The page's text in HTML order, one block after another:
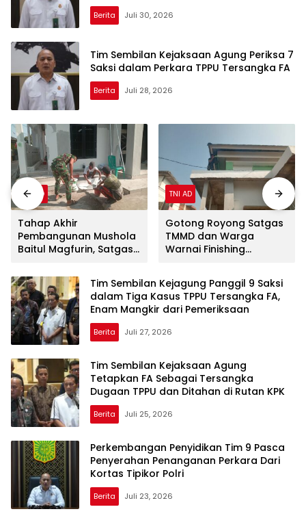
Berita Juli 30, 2026
Tim Sembilan Kejaksaan Agung Periksa 7
Saksi dalam Perkara TPPU Tersangka FA
Berita Juli 28, 2026
TNI AD
Tahap Akhir
Pembangunan Mushola
Baitul Magfurin, Satgas
Pengecatan dan
Finishing
TNI AD
Gotong Royong Satgas
TMMD dan Warga
Warnai Finishing
Tim Sembilan Kejagung Panggil 9 Saksi
dalam Tiga Kasus TPPU Tersangka FA,
Enam Mangkir dari Pemeriksaan
Berita Juli 27, 2026
Tim Sembilan Kejaksaan Agung
Tetapkan FA Sebagai Tersangka
Dugaan TPPU dan Ditahan di Rutan KPK
Berita Juli 25, 2026
Perkembangan Penyidikan Tim 9 Pasca
Penyerahan Penanganan Perkara Dari
Kortas Tipikor Polri
Berita Juli 23, 2026